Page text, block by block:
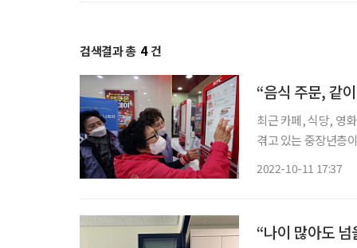
검색결과 총 4 건
“음식 주문, 같
최근 카페, 식당, 영
겪고 있는 중장년층
2022-10-11 17:37
“나이 많아도